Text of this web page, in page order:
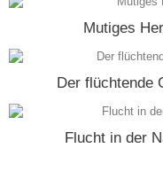
Mutiges
Der flüchtende
Flucht in der